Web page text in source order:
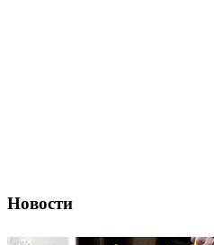
Новости